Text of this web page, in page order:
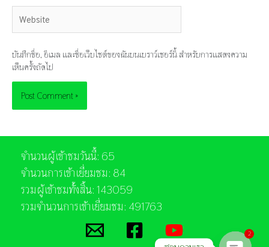
บันทึกชื่อ, อีเมล และชื่อเว็บไซต์ของฉันบนเบราว์เซอร์นี้ สำหรับการแสดงความ
เห็นครั้งถัดไป
จำนวนผู้เข้าชมวันนี้: 65
จำนวนการเข้าเยี่ยมชม: 84
รวมผู้เข้าชมทั้งสิ้น: 143059
รวมจำนวนการเข้าเยี่ยมชม: 491763
2